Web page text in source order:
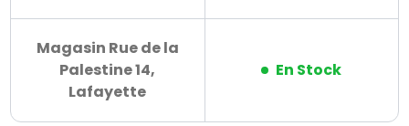
Magasin Rue de la
Palestine 14,
Lafayette
En Stock